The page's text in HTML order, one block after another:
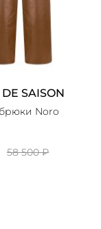
SAISON
Noro
58 500 ₽